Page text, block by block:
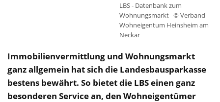
LBS - Datenbank zum
Wohnungsmarkt © Verband
Wohneigentum Heinsheim am
Neckar
Immobilienvermittlung und Wohnungsmarkt
ganz allgemein hat sich die Landesbausparkasse
bestens bewährt. So bietet die LBS einen ganz
besonderen Service an, den Wohneigentümer